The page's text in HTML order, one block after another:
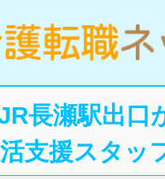
長瀬駅出
支援スタッ